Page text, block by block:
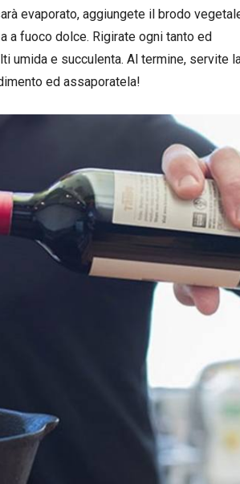
evaporato, aggiungete il brodo
a fuoco dolce. Rigirate ogni tanto ed
umida e succulenta. Al termine, servite
ed assaporatela!